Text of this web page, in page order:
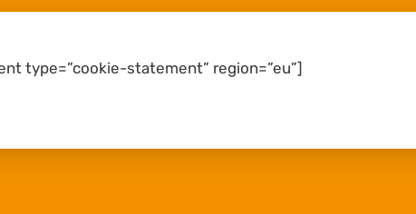
type=”cookie-statement” region=”eu”]